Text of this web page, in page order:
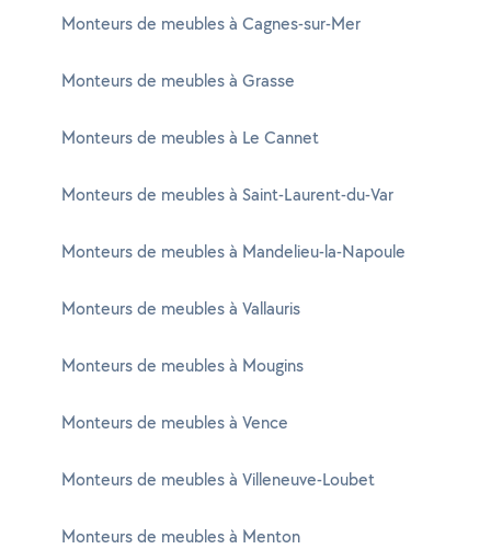
Monteurs de meubles à Cagnes-sur-Mer
Monteurs de meubles à Grasse
Monteurs de meubles à Le Cannet
Monteurs de meubles à Saint-Laurent-du-Var
Monteurs de meubles à Mandelieu-la-Napoule
Monteurs de meubles à Vallauris
Monteurs de meubles à Mougins
Monteurs de meubles à Vence
Monteurs de meubles à Villeneuve-Loubet
Monteurs de meubles à Menton